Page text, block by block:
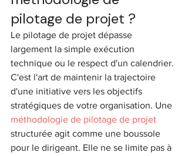
pilotage de projet ?
Le pilotage de projet dépasse
largement la simple exécution
technique ou le respect d'un calendrier.
C'est l'art de maintenir la trajectoire
d'une initiative vers les objectifs
stratégiques de votre organisation. Une
méthodologie de pilotage de projet
structurée agit comme une boussole
pour le dirigeant. Elle ne se limite pas à